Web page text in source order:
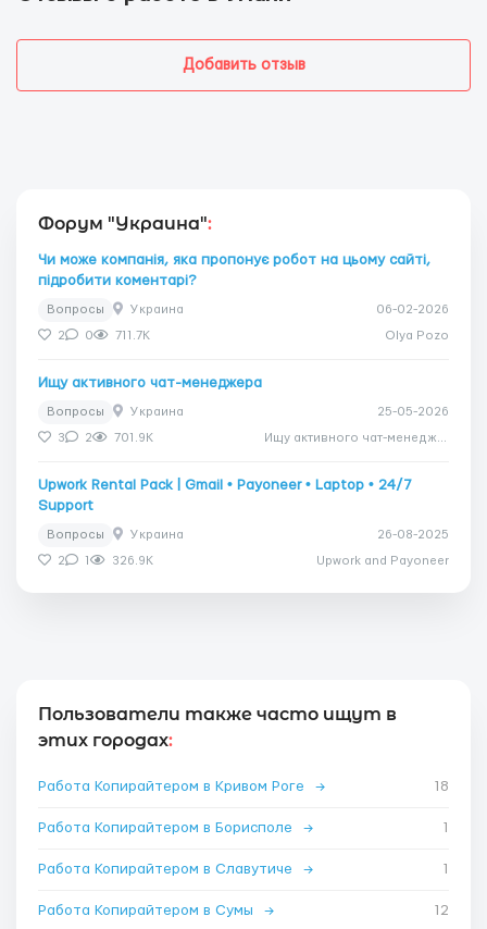
Добавить отзыв
Форум "Украина":
Чи може компанія, яка пропонує робот на цьому сайті,
підробити коментарі?
Вопросы Украина 06-02-2026
2 0 711.7K Olya Pozo
Ищу активного чат-менеджера
Вопросы Украина 25-05-2026
3 2 701.9K
Upwork Rental Pack | Gmail • Payoneer • Laptop • 24/7
Support
Вопросы Украина 26-08-2025
2 1 326.9K Upwork and Payoneer
Пользователи также часто ищут в
этих городах:
Работа Копирайтером в Кривом Роге → 18
Работа Копирайтером в Борисполе → 1
Работа Копирайтером в Славутиче → 1
Работа Копирайтером в Сумы → 12